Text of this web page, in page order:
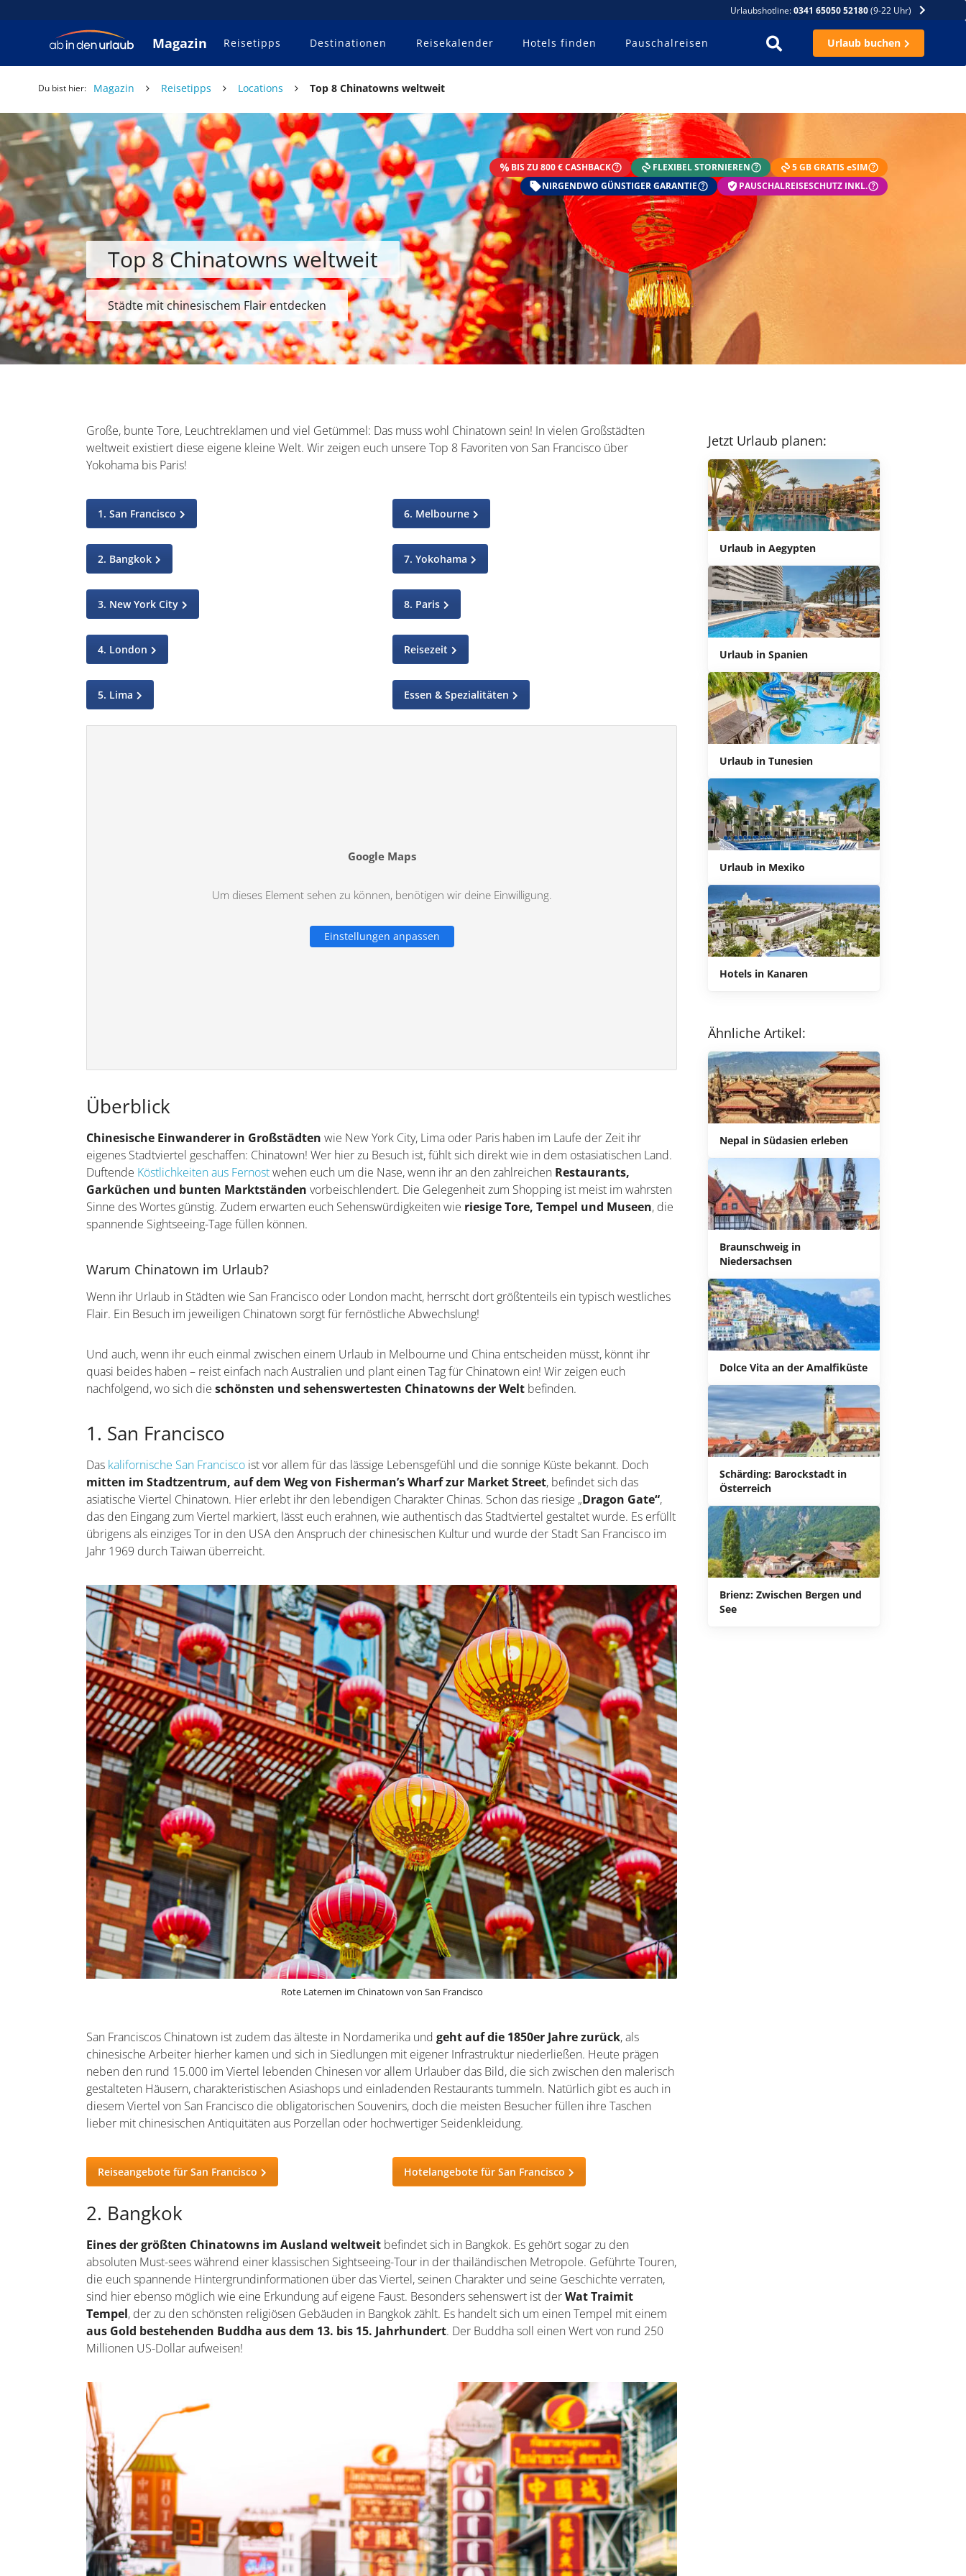
Urlaubshotline:0341 65050 52180(9-22 Uhr)
Magazin Reisetipps Destinationen Reisekalender Hotels finden Pauschalreisen Urlaub buchen
Du bist hier: Magazin Reisetipps Locations Top 8 Chinatowns weltweit
BIS ZU 800 € CASHBACK FLEXIBEL STORNIEREN
5 GB GRATIS eSIM
NIRGENDWO GÜNSTIGER GARANTIE
PAUSCHALREISESCHUTZ INKL.
Top 8 Chinatowns weltweit
Städte mit chinesischem Flair entdecken
Große, bunte Tore, Leuchtreklamen und viel Getümmel: Das muss wohl Chinatown sein! In vielen Großstädten
weltweit existiert diese eigene kleine Welt. Wir zeigen euch unsere Top 8 Favoriten von San Francisco über
Yokohama bis Paris!
1. San Francisco
2. Bangkok
3. New York City
4. London
5. Lima
6. Melbourne
7. Yokohama
8. Paris
Reisezeit
Essen & Spezialitäten
Google Maps
Um dieses Element sehen zu können, benötigen wir deine Einwilligung.
Einstellungen anpassen
Überblick
Chinesische Einwanderer in Großstädten wie New York City, Lima oder Paris haben im Laufe der Zeit ihr
eigenes Stadtviertel geschaffen: Chinatown! Wer hier zu Besuch ist, fühlt sich direkt wie in dem ostasiatischen Land.
Duftende Köstlichkeiten aus Fernostwehen euch um die Nase, wenn ihr an den zahlreichen Restaurants,
Garküchen und bunten Marktständen vorbeischlendert. Die Gelegenheit zum Shopping ist meist im wahrsten
Sinne des Wortes günstig. Zudem erwarten euch Sehenswürdigkeiten wie riesige Tore, Tempel und Museen, die
spannende Sightseeing-Tage füllen können.
Warum Chinatown im Urlaub?
Wenn ihr Urlaub in Städten wie San Francisco oder London macht, herrscht dort größtenteils ein typisch westliches
Flair. Ein Besuch im jeweiligen Chinatown sorgt für fernöstliche Abwechslung!
Und auch, wenn ihr euch einmal zwischen einem Urlaub in Melbourne und China entscheiden müsst, könnt ihr
quasi beides haben – reist einfach nach Australien und plant einen Tag für Chinatown ein! Wir zeigen euch
nachfolgend, wo sich dieschönsten und sehenswertesten Chinatowns der Welt befinden.
1. San Francisco
Das kalifornische San Francisco ist vor allem für das lässige Lebensgefühl und die sonnige Küste bekannt. Doch
mitten im Stadtzentrum, auf dem Weg von Fisherman’s Wharf zur Market Street, befindet sich das
asiatische Viertel Chinatown. Hier erlebt ihr den lebendigen Charakter Chinas. Schon das riesige „Dragon Gate“,
das den Eingang zum Viertel markiert, lässt euch erahnen, wie authentisch das Stadtviertel gestaltet wurde. Es erfüllt
übrigens als einziges Tor in den USA den Anspruch der chinesischen Kultur und wurde der Stadt San Francisco im
Jahr 1969 durch Taiwan überreicht.
Rote Laternen im Chinatown von San Francisco
San Franciscos Chinatown ist zudem das älteste in Nordamerika undgeht auf die 1850er Jahre zurück, als
chinesische Arbeiter hierher kamen und sich in Siedlungen mit eigener Infrastruktur niederließen. Heute prägen
neben den rund 15.000 im Viertel lebenden Chinesen vor allem Urlauber das Bild, die sich zwischen den malerisch
gestalteten Häusern, charakteristischen Asiashops und einladenden Restaurants tummeln. Natürlich gibt es auch in
diesem Viertel von San Francisco die obligatorischen Souvenirs, doch die meisten Besucher füllen ihre Taschen
lieber mit chinesischen Antiquitäten aus Porzellan oder hochwertiger Seidenkleidung.
Reiseangebote für San Francisco Hotelangebote für San Francisco
2. Bangkok
Eines der größten Chinatowns im Ausland weltweit befindet sich in Bangkok. Es gehört sogar zu den
absoluten Must-sees während einer klassischen Sightseeing-Tour in der thailändischen Metropole. Geführte Touren,
die euch spannende Hintergrundinformationen über das Viertel, seinen Charakter und seine Geschichte verraten,
sind hier ebenso möglich wie eine Erkundung auf eigene Faust. Besonders sehenswert ist derWat Traimit
Tempel, der zu den schönsten religiösen Gebäuden in Bangkok zählt. Es handelt sich um einen Tempel mit einem
aus Gold bestehenden Buddha aus dem 13. bis 15. Jahrhundert. Der Buddha soll einen Wert von rund 250
Millionen US-Dollar aufweisen!
Jetzt Urlaub planen:
Urlaub in Aegypten
Urlaub in Spanien
Urlaub in Tunesien
Urlaub in Mexiko
Hotels in Kanaren
Ähnliche Artikel:
Nepal in Südasien erleben
Braunschweig in
Niedersachsen
Dolce Vita an der Amalfiküste
Schärding: Barockstadt in
Österreich
Brienz: Zwischen Bergen und
See